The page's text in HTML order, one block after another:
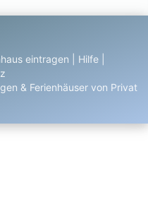
eintragen Hilfe
& Ferienhäuser von Privat